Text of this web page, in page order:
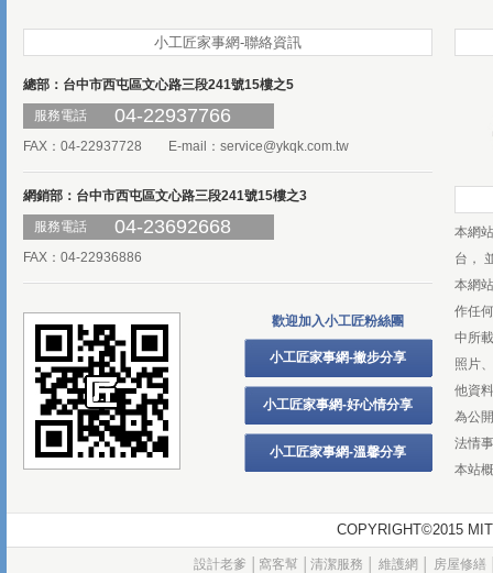
小工匠家事網-聯絡資訊
總部：台中市西屯區文心路三段241號15樓之5
服務電話
04-22937766
FAX：04-22937728 E-mail： service@ykqk.com.tw
網銷部：台中市西屯區文心路三段241號15樓之3
服務電話
04-23692668
FAX：04-22936886
歡迎加入小工匠粉絲團
小工匠家事網-撇步分享
小工匠家事網-好心情分享
小工匠家事網-溫馨分享
本網
台，
本網
作任
中所
照片
他資
為公
法情
本站
COPYRIGHT©2015
設計老爹 窩客幫 清潔服務 維護網 房屋修繕